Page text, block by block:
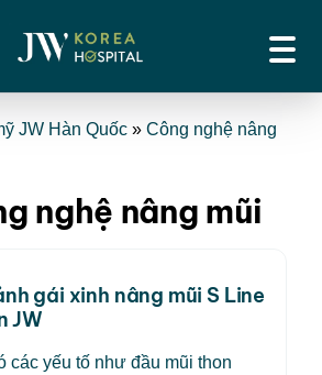
JW Hàn Quốc » Công nghệ nâng
nghệ nâng mũi
gái xinh nâng mũi S Line
JW
các yếu tố như đầu mũi thon